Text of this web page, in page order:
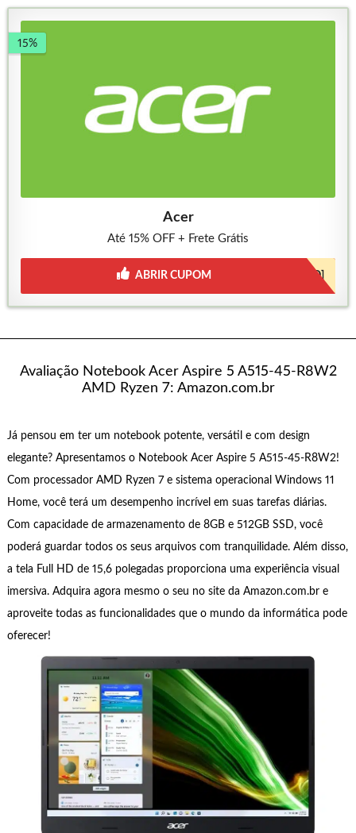
15%
Acer
Até 15% OFF + Frete Grátis
[JÁ INCLUSO]
ABRIR CUPOM
Avaliação Notebook Acer Aspire 5 A515-45-R8W2
AMD Ryzen 7: Amazon.com.br
Já pensou em ter um notebook potente, versátil e com design
elegante? Apresentamos o Notebook Acer Aspire 5 A515-45-R8W2!
Com processador AMD Ryzen 7 e sistema operacional Windows 11
Home, você terá um desempenho incrível em suas tarefas diárias.
Com capacidade de armazenamento de 8GB e 512GB SSD, você
poderá guardar todos os seus arquivos com tranquilidade. Além disso,
a tela Full HD de 15,6 polegadas proporciona uma experiência visual
imersiva. Adquira agora mesmo o seu no site da Amazon.com.br e
aproveite todas as funcionalidades que o mundo da informática pode
oferecer!